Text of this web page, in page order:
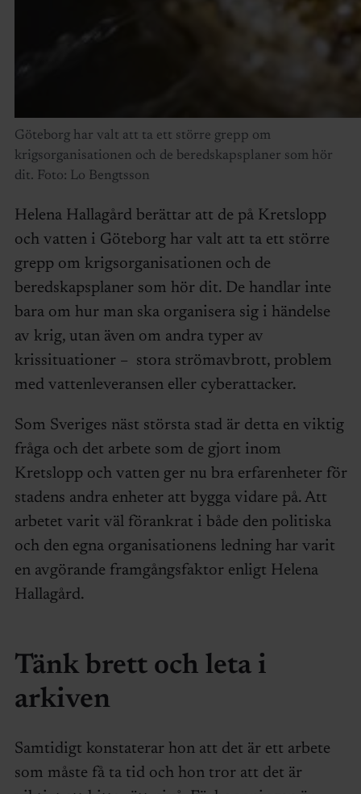
Göteborg har valt att ta ett större grepp om
krigsorganisationen och de beredskapsplaner som hör
dit. Foto: Lo Bengtsson
Helena Hallagård berättar att de på Kretslopp
och vatten i Göteborg har valt att ta ett större
grepp om krigsorganisationen och de
beredskapsplaner som hör dit. De handlar inte
bara om hur man ska organisera sig i händelse
av krig, utan även om andra typer av
krissituationer – stora strömavbrott, problem
med vattenleveransen eller cyberattacker.
Som Sveriges näst största stad är detta en viktig
fråga och det arbete som de gjort inom
Kretslopp och vatten ger nu bra erfarenheter för
stadens andra enheter att bygga vidare på. Att
arbetet varit väl förankrat i både den politiska
och den egna organisationens ledning har varit
en avgörande framgångsfaktor enligt Helena
Hallagård.
Tänk brett och leta i
arkiven
Samtidigt konstaterar hon att det är ett arbete
som måste få ta tid och hon tror att det är